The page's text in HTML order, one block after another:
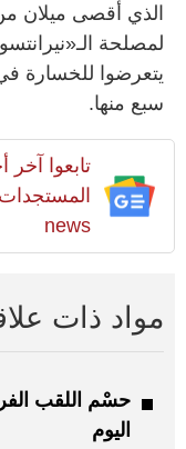
الذي أقصى ميلان
لمصلحة
سبع منها.
تابعوا آخر
news
مواد ذات
حسْم اللقب
اليوم